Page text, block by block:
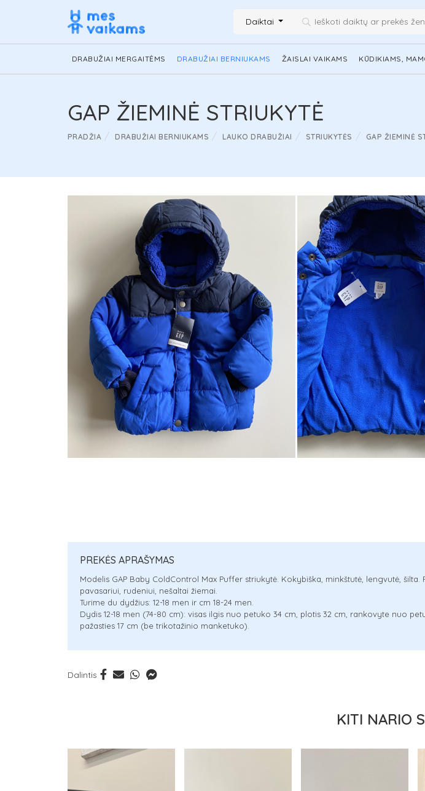
Daiktai
DRABUŽIAI MERGAITĖMS DRABUŽIAI BERNIUKAMS ŽAISLAI VAIKAMS KŪDIKIAMS,
GAP ŽIEMINĖ STRIUKYTĖ
PRADŽIA DRABUŽIAI BERNIUKAMS LAUKO DRABUŽIAI STRIUKYTĖS GAP ŽIEMINĖ
PREKĖS APRAŠYMAS
Modelis GAP Baby ColdControl Max Puffer striukytė. Kokybiška, minkštutė, lengvutė, šilta.
pavasariui, rudeniui, nešaltai žiemai.
Turime du dydžius: 12-18 men ir cm 18-24 men.
Dydis 12-18 men (74-80 cm): visas ilgis nuo petuko 34 cm, plotis 32 cm, rankovyte nuo
pažasties 17 cm (be trikotažinio manketuko).
Dalintis
KITI NARIO